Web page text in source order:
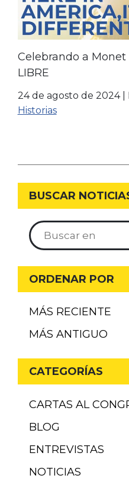
Celebrando a Monet
LIBRE
24 de agosto de 2024|
Historias
BUSCAR
ORDENAR POR
MÁS RECIENTE
MÁS ANTIGUO
CATEGORÍAS
CARTAS AL
BLOG
ENTREVISTAS
NOTICIAS